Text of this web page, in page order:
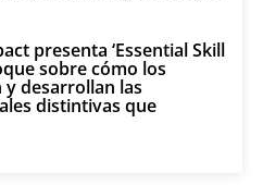
presenta ‘Essential Skill
sobre cómo los
desarrollan las
distintivas que